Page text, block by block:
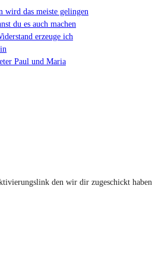
wird das meiste gelingen
du es auch machen
erzeuge ich
Paul und Maria
den wir dir zugeschickt haben.